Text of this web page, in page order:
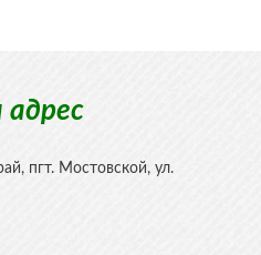
пгт. Мостовской, ул.